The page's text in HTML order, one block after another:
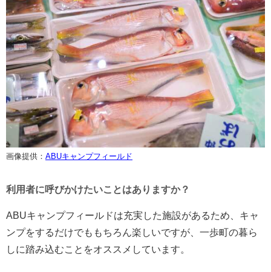
画像提供： ABUキャンプフィールド
利用者に呼びかけたいことはありますか？
ABUキャンプフィールドは充実した施設があるため、キャ
ンプをするだけでももちろん楽しいですが、一歩町の暮ら
しに踏み込むことをオススメしています。